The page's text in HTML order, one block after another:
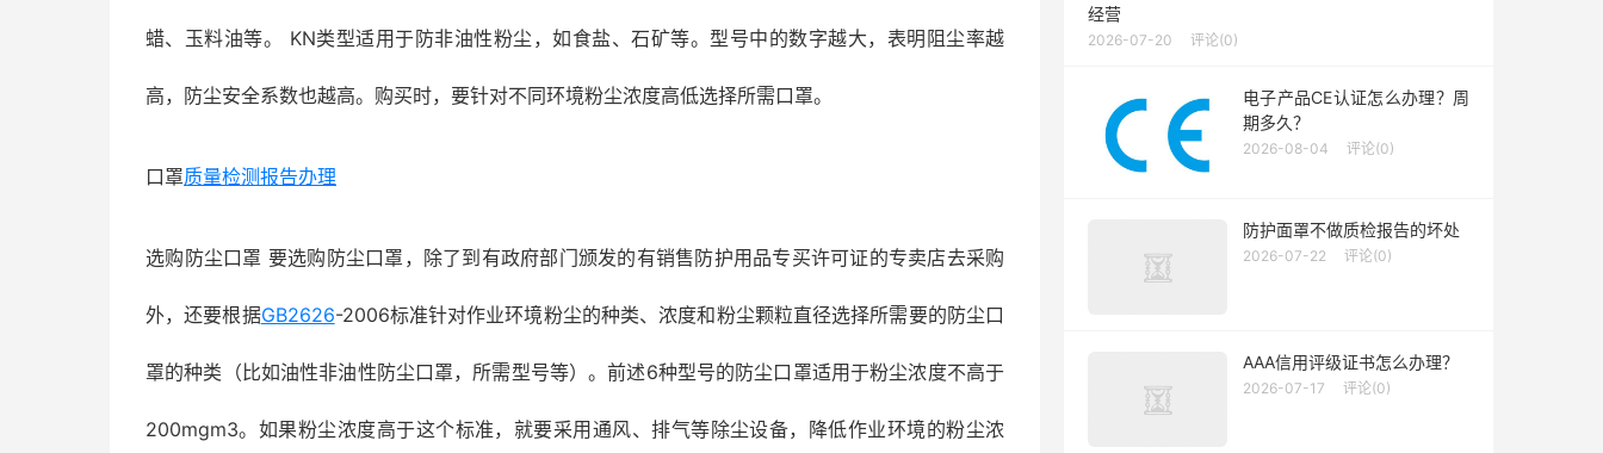
蜡、玉料油等。 KN类型适用于防非油性粉尘，如食盐、石矿等。型号中的数字越大，表明阻尘率越
高，防尘安全系数也越高。购买时，要针对不同环境粉尘浓度高低选择所需口罩。
口罩质量检测报告办理
选购防尘口罩 要选购防尘口罩，除了到有政府部门颁发的有销售防护用品专买许可证的专卖店去采购
外，还要根据GB2626-2006标准针对作业环境粉尘的种类、浓度和粉尘颗粒直径选择所需要的防尘口
罩的种类（比如油性非油性防尘口罩，所需型号等）。前述6种型号的防尘口罩适用于粉尘浓度不高于
200mgm3。如果粉尘浓度高于这个标准，就要采用通风、排气等除尘设备，降低作业环境的粉尘浓
经营
2026-07-20 评论(0)
电子产品CE认证怎么办理？周
期多久？
2026-08-04 评论(0)
防护面罩不做质检报告的坏处
2026-07-22 评论(0)
AAA信用评级证书怎么办理？
2026-07-17 评论(0)